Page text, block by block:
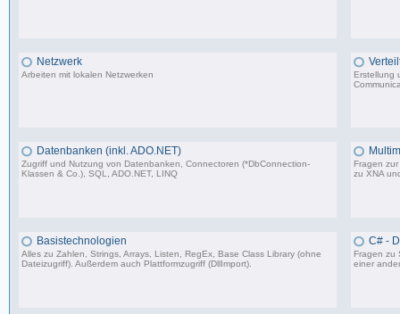
Netzwerk
Arbeiten mit lokalen Netzwerken
Erstellung
Datenbanken (inkl. ADO.NET)
Zugriff und Nutzung von Datenbanken, Connectoren (*DbConnection-
Klassen & Co.), SQL, ADO.NET, LINQ
Fragen
zu XNA
Basistechnologien
Alles zu Zahlen, Strings, Arrays, Listen, RegEx, Base Class Library (ohne
Dateizugriff). Außerdem auch Plattformzugriff (DllImport).
C# -
Fragen zu
einer